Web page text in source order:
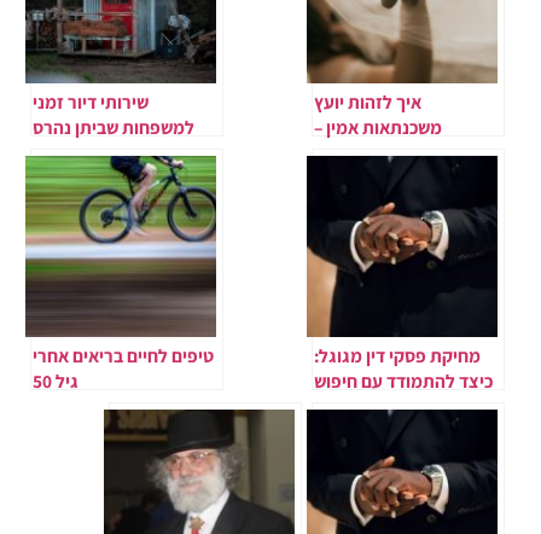
איך לזהות יועץ
משכנתאות אמין –
ולחסוך עוגמת נפש
שירותי דיור זמני
למשפחות שביתן נהרס
מחיקת פסקי דין מגוגל:
כיצד להתמודד עם חיפוש
שלילי משפטי
טיפים לחיים בריאים אחרי
גיל 50